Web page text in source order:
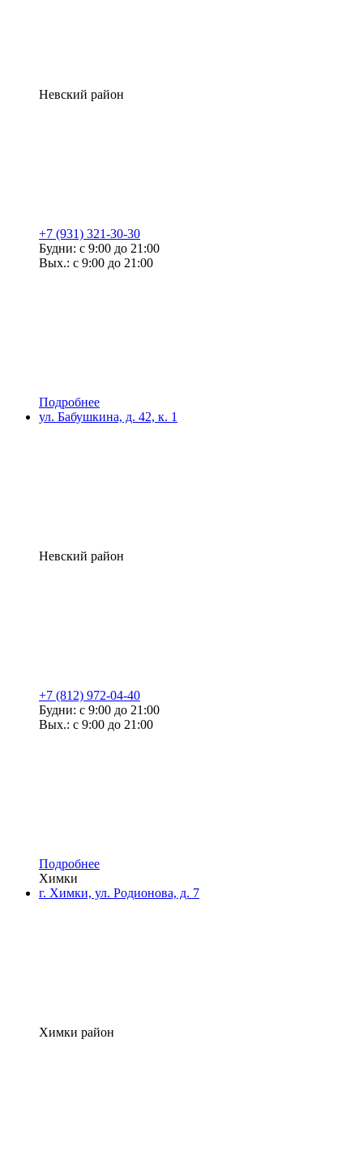
Невский район
+7 (931) 321-30-30
Будни: с 9:00 до 21:00
Вых.: с 9:00 до 21:00
Подробнее
ул. Бабушкина, д. 42, к. 1
Невский район
+7 (812) 972-04-40
Будни: с 9:00 до 21:00
Вых.: с 9:00 до 21:00
Подробнее
Химки
г. Химки, ул. Родионова, д. 7
Химки район